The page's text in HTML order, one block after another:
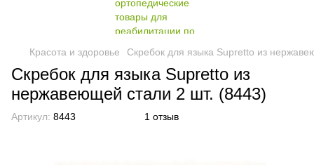
Красота и здоровье Скребок для языка Supretto из
Скребок для языка Supretto из
нержавеющей стали 2 шт. (8443)
Артикул: 8443 1 отзыв